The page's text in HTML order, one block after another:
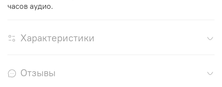
часов аудио.
Характеристики
Отзывы